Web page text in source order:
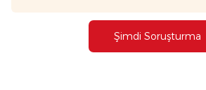
Şimdi Soruşturma